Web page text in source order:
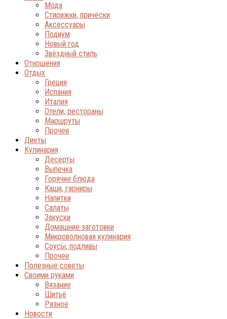
Мода
Стирижки, причёски
Аксессуары
Подиум
Новый год
Звёздный стиль
Отношения
Отдых
Греция
Испания
Италия
Отели, рестораны
Маршруты
Прочее
Диеты
Кулинария
Десерты
Выпечка
Горячие блюда
Каши, гарниры
Напитки
Салаты
Закуски
Домашние заготовки
Микроволновая кулинария
Соусы, подливы
Прочее
Полезные советы
Своими руками
Вязание
Шитьё
Разное
Новости